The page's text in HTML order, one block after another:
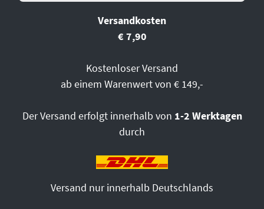
Versandkosten
€ 7,90
Kostenloser Versand
ab einem Warenwert von € 149,-
Der Versand erfolgt innerhalb von 1-2 Werktagen
durch
Versand nur innerhalb Deutschlands